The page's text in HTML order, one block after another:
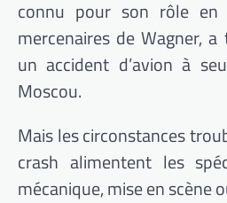
connu pour son rôle
mercenaires de Wagner,
un accident d’avion à
Moscou.
Mais les circonstances
crash alimentent les
mécanique, mise en scène